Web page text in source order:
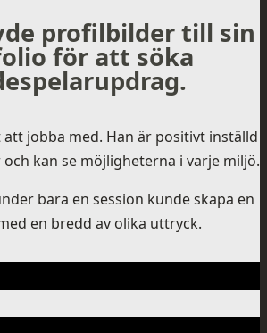
profilbilder till sin
för att söka
jobba med. Han är positivt inställd
kan se möjligheterna i varje miljö.
bara en session kunde skapa en
en bredd av olika uttryck.